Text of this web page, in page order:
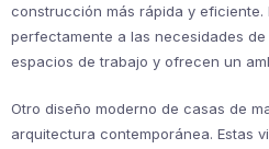
construcción más rápida y eficiente.
perfectamente a las necesidades
espacios de trabajo y ofrecen un
Otro diseño moderno de casas de
arquitectura contemporánea. Estas